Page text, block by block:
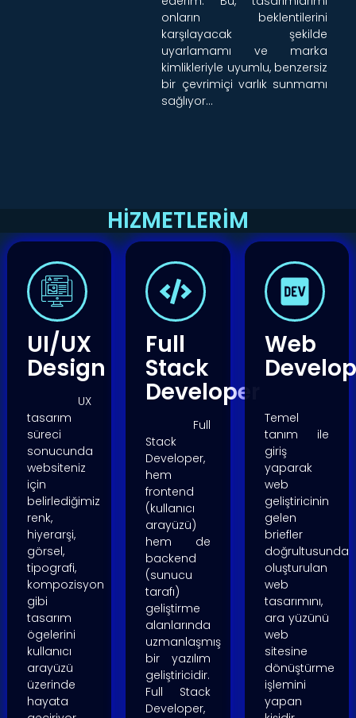
onların beklentilerini
karşılayacak şekilde
uyarlamamı ve marka
kimlikleriyle uyumlu, benzersiz
bir çevrimiçi varlık sunmamı
sağlıyor…
HİZMETLERİM
UI/UX
Design
UX
tasarım
süreci
sonucunda
websiteniz
için
belirlediğimiz
renk,
hiyerarşi,
görsel,
tipografi,
kompozisyon
gibi
tasarım
ögelerini
kullanıcı
arayüzü
üzerinde
hayata
Full
Stack
Developer
Full
Stack
Developer,
hem
frontend
(kullanıcı
arayüzü)
hem de
backend
(sunucu
tarafı)
geliştirme
alanlarında
uzmanlaşmış
bir yazılım
geliştiricidir.
Full Stack
Developer,
Web
Temel
tanım ile
giriş
yaparak
web
geliştiricinin
gelen
briefler
doğrultusunda
oluşturulan
web
tasarımını,
ara yüzünü
web
sitesine
dönüştürme
işlemini
yapan